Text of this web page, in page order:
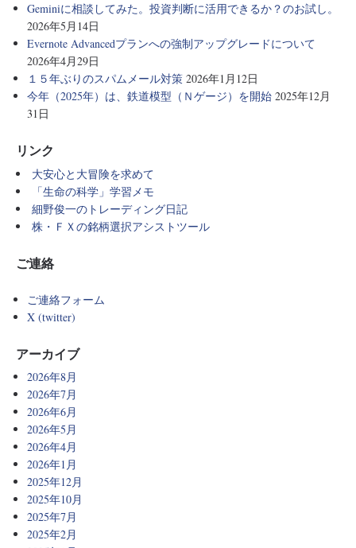
Geminiに相談してみた。投資判断に活用できるか？のお試し。
2026年5月14日
Evernote Advancedプランへの強制アップグレードについて
2026年4月29日
１５年ぶりのスパムメール対策 2026年1月12日
今年（2025年）は、鉄道模型（Ｎゲージ）を開始 2025年12月
31日
リンク
大安心と大冒険を求めて
「生命の科学」学習メモ
細野俊一のトレーディング日記
株・ＦＸの銘柄選択アシストツール
ご連絡
ご連絡フォーム
X (twitter)
アーカイブ
2026年8月
2026年7月
2026年6月
2026年5月
2026年4月
2026年1月
2025年12月
2025年10月
2025年7月
2025年2月